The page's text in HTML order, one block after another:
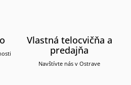
Vlastná telocvičňa a
predajňa
Navštívte nás v Ostrave